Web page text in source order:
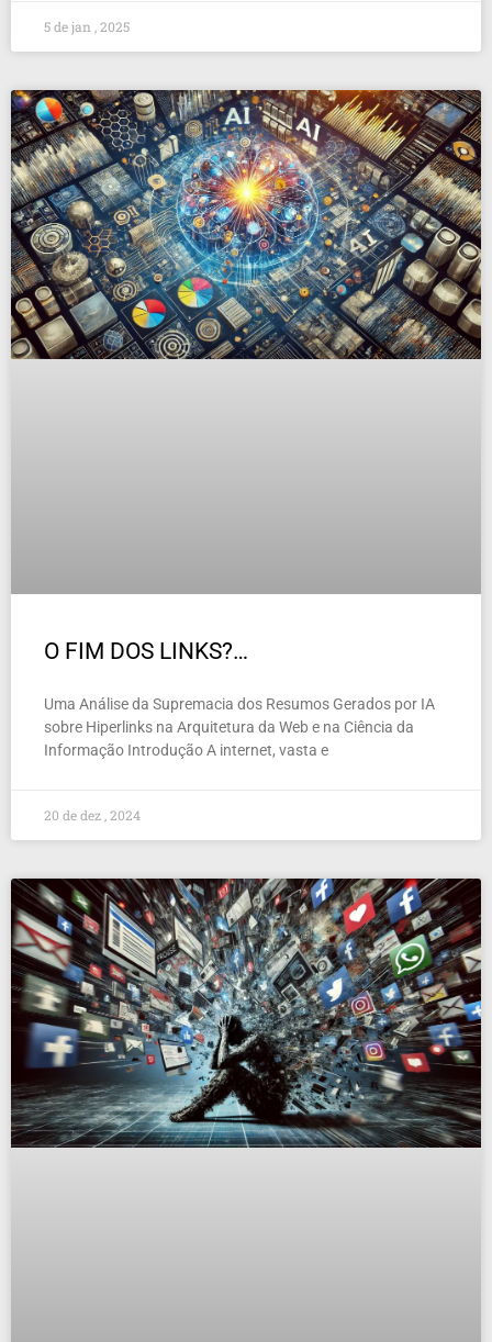
5 de jan , 2025
O FIM DOS LINKS?…
Uma Análise da Supremacia dos Resumos Gerados por IA
sobre Hiperlinks na Arquitetura da Web e na Ciência da
Informação Introdução A internet, vasta e
20 de dez , 2024